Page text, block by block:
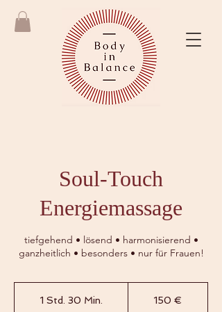
Soul-Touch
Energiemassage
tiefgehend • lösend • harmonisierend •
ganzheitlich • besonders • nur für Frauen!
1 Std. 30 Min. 150 €